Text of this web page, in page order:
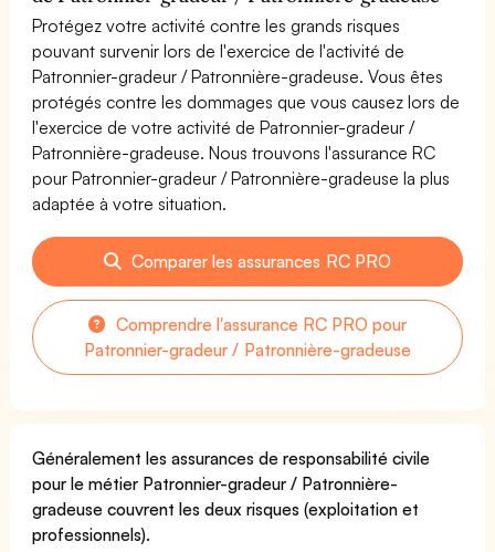
Protégez votre activité contre les grands risques
pouvant survenir lors de l'exercice de l'activité de
Patronnier-gradeur / Patronnière-gradeuse. Vous êtes
protégés contre les dommages que vous causez lors de
l'exercice de votre activité de Patronnier-gradeur /
Patronnière-gradeuse. Nous trouvons l'assurance RC
pour Patronnier-gradeur / Patronnière-gradeuse la plus
adaptée à votre situation.
Comparer les assurances RC PRO
Comprendre l'assurance RC PRO pour
Patronnier-gradeur / Patronnière-gradeuse
Généralement les assurances de responsabilité civile
pour le métier Patronnier-gradeur / Patronnière-
gradeuse couvrent les deux risques (exploitation et
professionnels).